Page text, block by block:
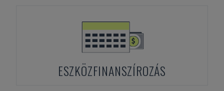
ESZKÖZFINANSZÍROZÁS